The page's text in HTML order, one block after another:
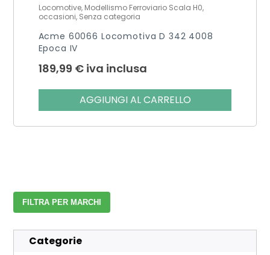
Locomotive, Modellismo Ferroviario Scala H0,
occasioni, Senza categoria
Acme 60066 Locomotiva D 342 4008
Epoca IV
189,99 € iva inclusa
AGGIUNGI AL CARRELLO
FILTRA PER MARCHI
Categorie